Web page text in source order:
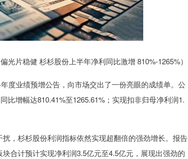
光片稳健 杉杉股份上半年净利同比激增 810%-1265%）
度业绩预增公告，向市场交出了一份亮眼的成绩单。公
比增幅达810.41%至1265.61%；实现扣非归母净利润1.
，杉杉股份利润指标依然实现超翻倍的强劲增长。报告
合计预计实现净利润3.5亿元至4.5亿元，展现出强劲的